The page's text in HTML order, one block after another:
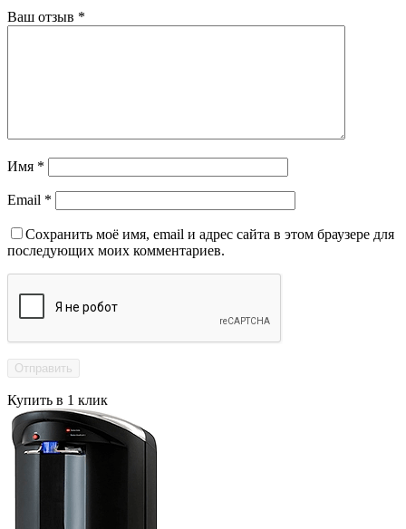
Ваш отзыв *
Имя *
Email *
Сохранить моё имя, email и адрес сайта в этом браузере для
последующих моих комментариев.
Купить в 1 клик